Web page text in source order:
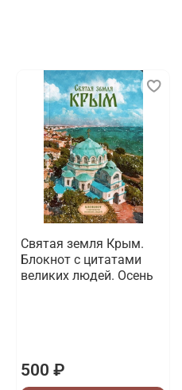
Святая земля Крым.
Блокнот с цитатами
великих людей. Осень
500 ₽